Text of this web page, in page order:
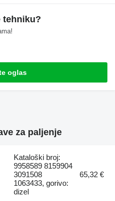
tehniku?
oglas
za paljenje
Kataloški broj:
9958589 8159904
3091508
1063433, gorivo:
dizel
65,32 €